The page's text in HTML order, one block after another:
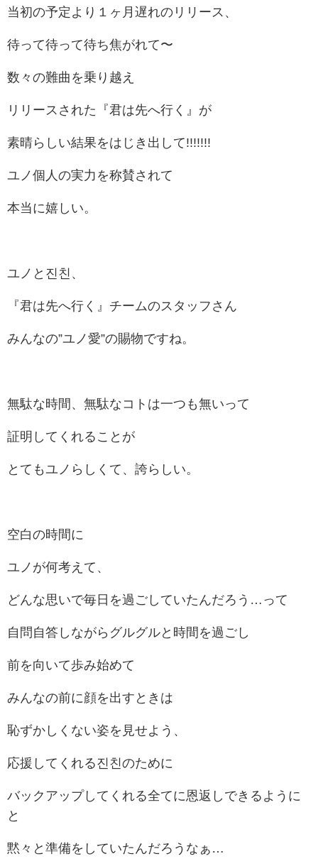
当初の予定より１ヶ月遅れのリリース、
待って待って待ち焦がれて〜
数々の難曲を乗り越え
リリースされた『君は先へ行く』が
素晴らしい結果をはじき出して!!!!!!!
ユノ個人の実力を称賛されて
本当に嬉しい。
ユノと진친、
『君は先へ行く』チームのスタッフさん
みんなの”ユノ愛”の賜物ですね。
無駄な時間、無駄なコトは一つも無いって
証明してくれることが
とてもユノらしくて、誇らしい。
空白の時間に
ユノが何考えて、
どんな思いで毎日を過ごしていたんだろう…って
自問自答しながらグルグルと時間を過ごし
前を向いて歩み始めて
みんなの前に顔を出すときは
恥ずかしくない姿を見せよう、
応援してくれる진친のために
バックアップしてくれる全てに恩返しできるように
と
黙々と準備をしていたんだろうなぁ…